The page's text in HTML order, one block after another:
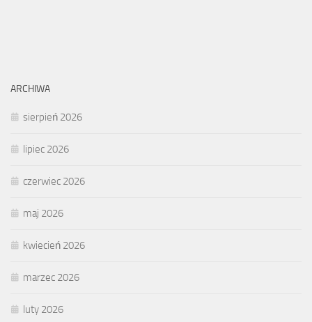
ARCHIWA
sierpień 2026
lipiec 2026
czerwiec 2026
maj 2026
kwiecień 2026
marzec 2026
luty 2026